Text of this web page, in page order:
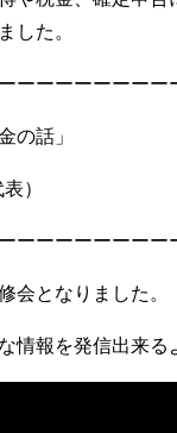
した。
ーーーーーーー
の話」
）
ーーーーーーー
会となりました。
情報を発信出来る